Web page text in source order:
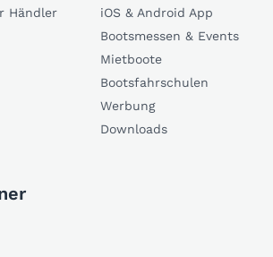
Händler
iOS & Android App
Bootsmessen & Events
Mietboote
Bootsfahrschulen
Werbung
Downloads